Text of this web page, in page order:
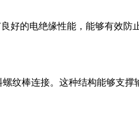
好的电绝缘性能，能够有效
纹棒连接。这种结构能够支